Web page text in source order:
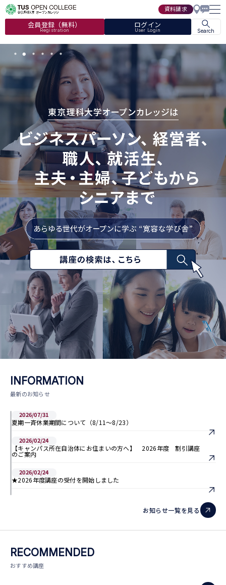
資料請求
会員登録（無料）
Registration
ログイン
User Login Search
INFORMATION
最新のお知らせ
2026/07/31
夏期一斉休業期間について（8/11～8/23）
2026/02/24
【キャンパス所在自治体にお住まいの方へ】 2026年度 割引講座
のご案内
2026/02/24
★2026年度講座の受付を開始しました
お知らせ一覧を見る
RECOMMENDED
おすすめ講座